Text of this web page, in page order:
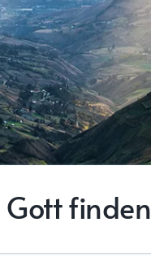
finden